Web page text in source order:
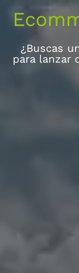
¿Buscas
para lanzar